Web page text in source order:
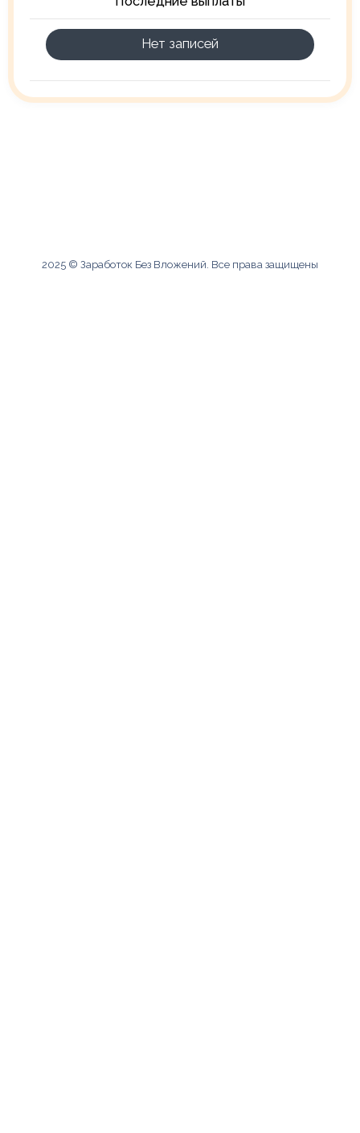
Нет записей
2025 © Заработок Без Вложений . Все права защищены